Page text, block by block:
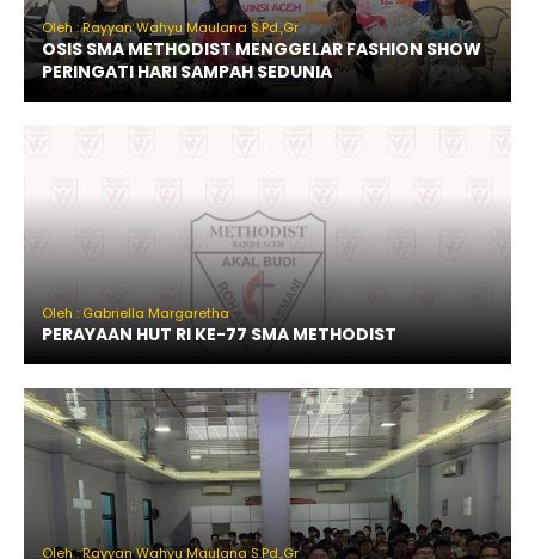
Oleh : Rayyan Wahyu Maulana S.Pd.,Gr
OSIS SMA METHODIST MENGGELAR FASHION SHOW
PERINGATI HARI SAMPAH SEDUNIA
Oleh : Gabriella Margaretha
PERAYAAN HUT RI KE-77 SMA METHODIST
Oleh : Rayyan Wahyu Maulana S.Pd.,Gr